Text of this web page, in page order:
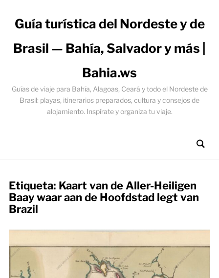
Guía turística del Nordeste y de
Brasil — Bahía, Salvador y más |
Bahia.ws
Guías de viaje para Bahía, Alagoas, Ceará y todo el Nordeste de
Brasil: playas, itinerarios preparados, cultura y consejos de
alojamiento. Inspírate y organiza tu viaje.
Etiqueta: Kaart van de Aller-Heiligen
Baay waar aan de Hoofdstad legt van
Brazil